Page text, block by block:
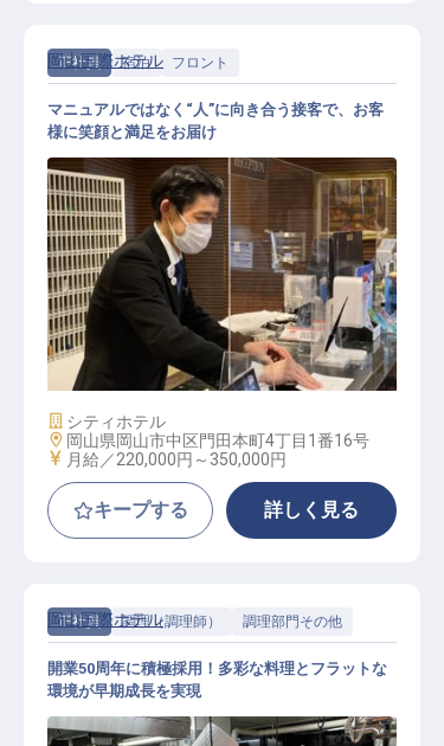
正社員 宿泊 フロント
フロント│20代～30代活躍中／最大
月給35万円／月8～9日休み
岡山国際ホテル
マニュアルではなく“人”に向き合う接客で、お客
様に笑顔と満足をお届け
施設業態
シティホテル
勤務地
岡山県岡山市中区門田本町4丁目1番16号
給与
月給／220,000円～ 350,000円
キープする 詳しく見る
正社員 調理（調理師） 調理部門その他
岡山国際ホテル
開業50周年に積極採用！多彩な料理とフラットな
環境が早期成長を実現